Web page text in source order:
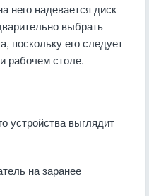
него надевается диск
выбрать
поскольку его следует
рабочем столе.
устройства выглядит
на заранее